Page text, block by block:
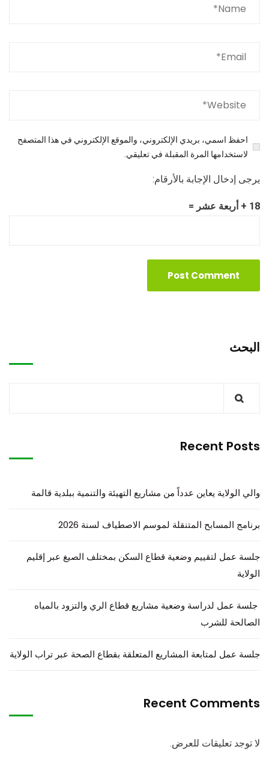
احفظ اسمي، بريدي الإلكتروني، والموقع الإلكتروني في هذا المتصفح
لاستخدامها المرة المقبلة في تعليقي.
يرجى إدخال الإجابة بالأرقام:
18 + أربعة عشر =
البحث
Recent Posts
والي الولاية يعاين عدداً من مشاريع التهيئة والتنمية ببلدية قالمة
برنامج المسابح المتنقلة لموسم الاصطياف لسنة 2026
جلسة عمل لتقييم وضعية قطاع السكن بمختلف الصيغ عبر إقليم
الولاية
جلسة عمل لدراسة وضعية مشاريع قطاع الري والتزود بالمياه
الصالحة للشرب
جلسة عمل لمتابعة المشاريع المتعلقة بقطاع الصحة عبر تراب الولاية
Recent Comments
لا توجد تعليقات للعرض.